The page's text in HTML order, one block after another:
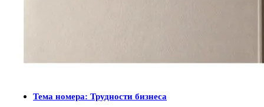
Тема номера: Трудности бизнеса